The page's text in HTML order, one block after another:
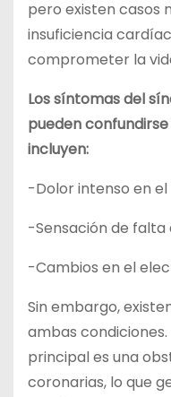
pero existen casos
insuficiencia
comprometer la
Los síntomas del
pueden
incluyen:
-Dolor intenso en
-Sensación de falta
-Cambios en el
Sin embargo,
ambas
principal es una
coronarias, lo que